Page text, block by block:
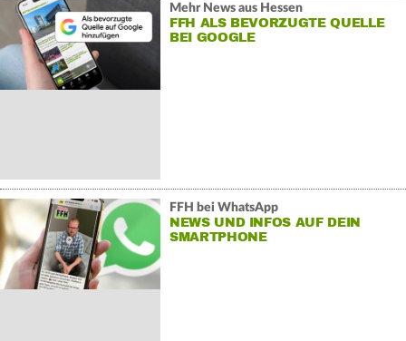
Mehr News aus Hessen
FFH ALS BEVORZUGTE QUELLE
BEI GOOGLE
FFH bei WhatsApp
NEWS UND INFOS AUF DEIN
SMARTPHONE